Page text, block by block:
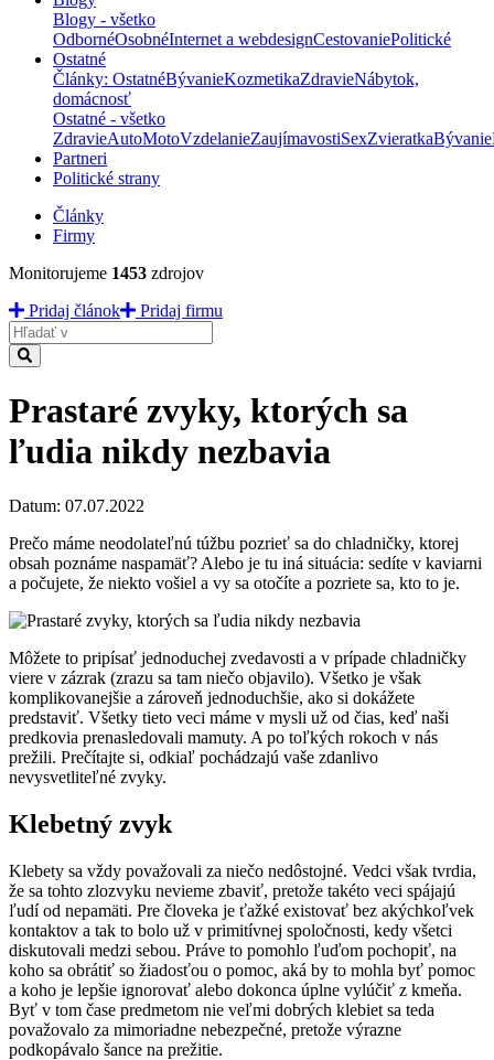
Blogy - všetko
OdbornéOsobnéInternet a webdesignCestovaniePolitické
Ostatné
Články: OstatnéBývanieKozmetikaZdravieNábytok,
domácnosť
Ostatné - všetko
ZdravieAutoMotoVzdelanieZaujímavostiSexZvieratkaBývanie
Partneri
Politické strany
Články
Firmy
Monitorujeme 1453 zdrojov
Pridaj článok
Pridaj firmu
Hladať
Prastaré zvyky, ktorých sa
ľudia nikdy nezbavia
Datum: 07.07.2022
Prečo máme neodolateľnú túžbu pozrieť sa do chladničky, ktorej
obsah poznáme naspamäť? Alebo je tu iná situácia: sedíte v kaviarni
a počujete, že niekto vošiel a vy sa otočíte a pozriete sa, kto to je.
Môžete to pripísať jednoduchej zvedavosti a v prípade chladničky
viere v zázrak (zrazu sa tam niečo objavilo). Všetko je však
komplikovanejšie a zároveň jednoduchšie, ako si dokážete
predstaviť. Všetky tieto veci máme v mysli už od čias, keď naši
predkovia prenasledovali mamuty. A po toľkých rokoch v nás
prežili. Prečítajte si, odkiaľ pochádzajú vaše zdanlivo
nevysvetliteľné zvyky.
Klebetný zvyk
Klebety sa vždy považovali za niečo nedôstojné. Vedci však tvrdia,
že sa tohto zlozvyku nevieme zbaviť, pretože takéto veci spájajú
ľudí od nepamäti. Pre človeka je ťažké existovať bez akýchkoľvek
kontaktov a tak to bolo už v primitívnej spoločnosti, kedy všetci
diskutovali medzi sebou. Práve to pomohlo ľuďom pochopiť, na
koho sa obrátiť so žiadosťou o pomoc, aká by to mohla byť pomoc
a koho je lepšie ignorovať alebo dokonca úplne vylúčiť z kmeňa.
Byť v tom čase predmetom nie veľmi dobrých klebiet sa teda
považovalo za mimoriadne nebezpečné, pretože výrazne
podkopávalo šance na prežitie.